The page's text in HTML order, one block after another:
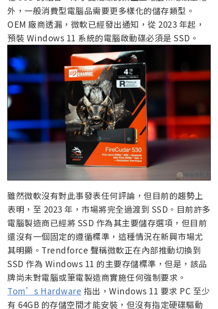
外，一般消費型電腦品需要更多樣化的儲存類型。
OEM 廠商透漏，微軟已經發出通知，從 2023 年起，
預裝 Windows 11 系統的電腦啟動碟必須是 SSD。
雖然微軟沒有對此事發表任何評論，但目前的趨勢上
表明，至 2023 年，市場將完全過渡到 SSD。目前許多
電腦製造商已經將 SSD 作為其主要儲存選項，但目前
還沒有一個固定的遵循標準，這種情況在新興市場尤
其明顯。Trendforce 聲稱微軟正在內部推動切換到
SSD 作為 Windows 11 的主要存儲標準，但是，該品
牌尚未對電腦或筆電製造商實施任何強制要求。
Tom’s Hardware 指出，Windows 11 要求 PC 至少
有 64GB 的存儲空間才能安裝，但沒有指定硬碟驅動